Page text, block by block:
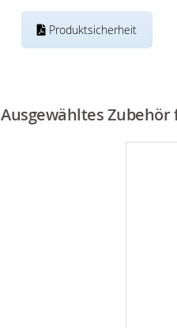
Produktsicherheit
Ausgewähltes